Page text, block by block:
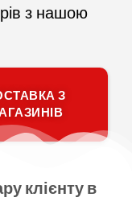
з нашою
З
клієнту в